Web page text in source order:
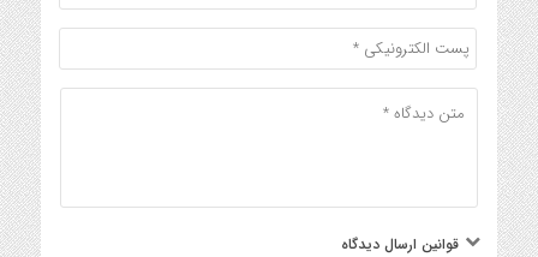
قوانین ارسال دیدگاه